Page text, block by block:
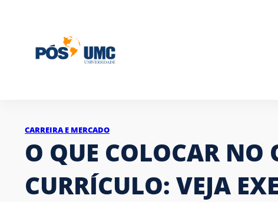
CARREIRA E MERCADO
O QUE COLOCAR NO
CURRÍCULO: VEJA